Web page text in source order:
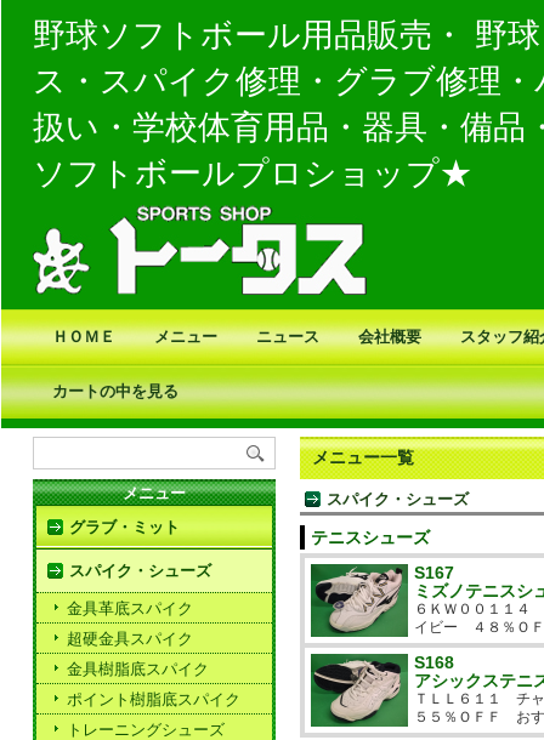
野球ソフトボール用品販売・ 野
ス・スパイク修理・グラブ修理
扱い・学校体育用品・器具・備
ソフトボールプロショップ★
ＨＯＭＥ メニュー ニュース 会社概要 スタッフ紹
カートの中を見る
メニュー
グラブ・ミット
スパイク・シューズ
金具革底スパイク
超硬金具スパイク
金具樹脂底スパイク
ポイント樹脂底スパイク
トレーニングシューズ
メニュー一覧
スパイク・シューズ
テニスシューズ
S167
ミズノテニスシ
６ＫＷ００１１
イビー ４８％Ｏ
S168
アシックステニ
ＴＬＬ６１１ チ
５５％ＯＦＦ お